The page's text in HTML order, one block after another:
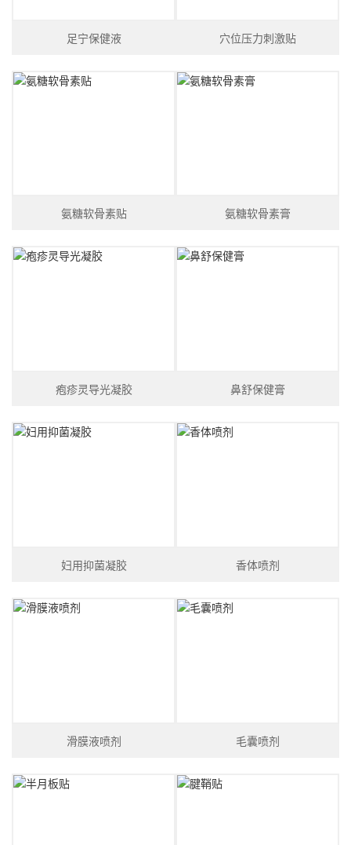
足宁保健液 穴位压力刺激贴
氨糖软骨素贴 氨糖软骨素膏
疱疹灵导光凝胶 鼻舒保健膏
妇用抑菌凝胶 香体喷剂
滑膜液喷剂 毛囊喷剂